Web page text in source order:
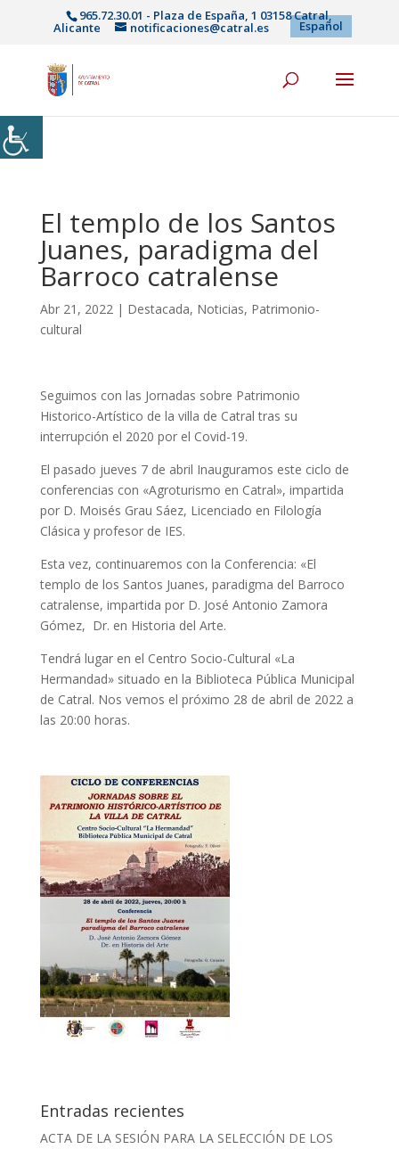
965.72.30.01 - Plaza de España, 1 03158 Catral,
Alicante notificaciones@catral.es Español
El templo de los Santos
Juanes, paradigma del
Barroco catralense
Abr 21, 2022| Destacada, Noticias, Patrimonio-
cultural
Seguimos con las Jornadas sobre Patrimonio
Historico-Artístico de la villa de Catral tras su
interrupción el 2020 por el Covid-19.
El pasado jueves 7 de abril Inauguramos este ciclo de
conferencias con «Agroturismo en Catral», impartida
por D. Moisés Grau Sáez, Licenciado en Filología
Clásica y profesor de IES.
Esta vez, continuaremos con la Conferencia: «El
templo de los Santos Juanes, paradigma del Barroco
catralense, impartida por D. José Antonio Zamora
Gómez, Dr. en Historia del Arte.
Tendrá lugar en el Centro Socio-Cultural «La
Hermandad» situado en la Biblioteca Pública Municipal
de Catral. Nos vemos el próximo 28 de abril de 2022 a
las 20:00 horas.
Entradas recientes
ACTA DE LA SESIÓN PARA LA SELECCIÓN DE LOS